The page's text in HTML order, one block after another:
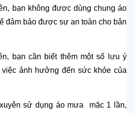
bạn không được dùng chung áo
đảm bảo được sự an toàn cho bản
bạn cần biết thêm một số lưu ý
ảnh hưởng đến sức khỏe của
sử dụng áo mưa  mặc 1 lần,